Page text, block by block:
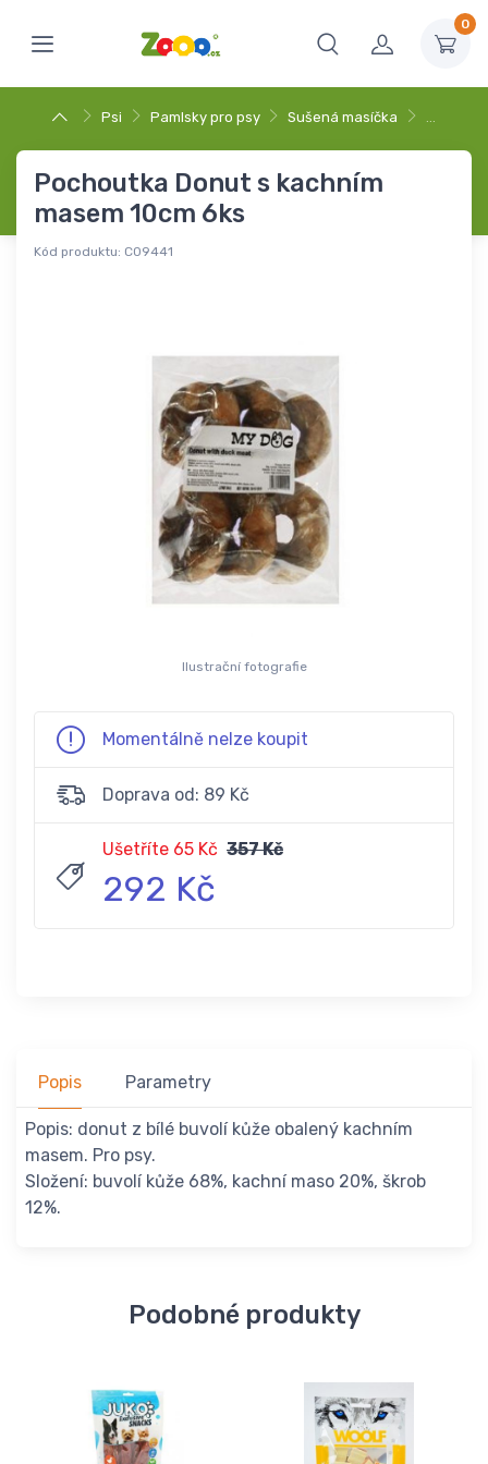
0
Psi Pamlsky pro psy Sušená masíčka …
Pochoutka Donut s kachním
masem 10cm 6ks
Kód produktu: C09441
Ilustrační fotografie
Momentálně nelze koupit
Doprava od: 89 Kč
Ušetříte 65 Kč 357 Kč
292 Kč
Popis Parametry
Popis: donut z bílé buvolí kůže obalený kachním
masem. Pro psy.
Složení: buvolí kůže 68%, kachní maso 20%, škrob
12%.
Podobné produkty